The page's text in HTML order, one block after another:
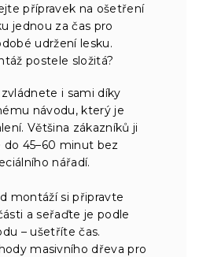
přípravek na ošetření
jednou za čas pro
udržení lesku.
postele složitá?
i sami díky
návodu, který je
Většina zákazníků ji
do 45–60 minut bez
nářadí.
montáží si připravte
a seřaďte je podle
– ušetříte čas.
masivního dřeva pro